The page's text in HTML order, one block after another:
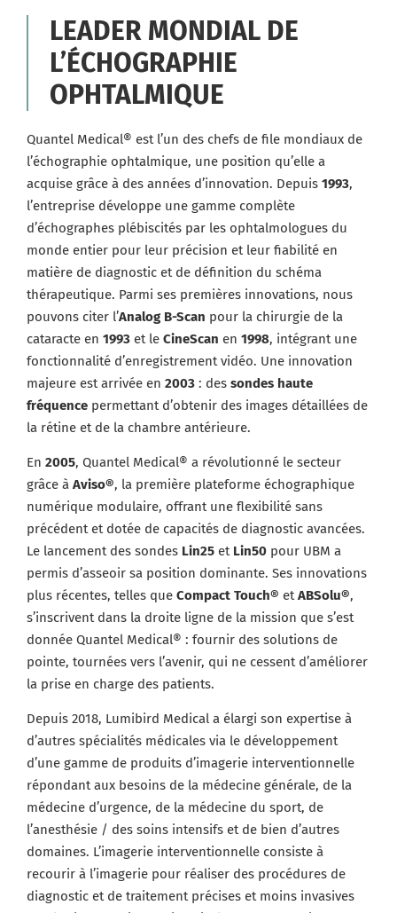
LEADER MONDIAL DE
L’ÉCHOGRAPHIE
OPHTALMIQUE
Quantel Medical® est l’un des chefs de file mondiaux de
l’échographie ophtalmique, une position qu’elle a
acquise grâce à des années d’innovation. Depuis 1993,
l’entreprise développe une gamme complète
d’échographes plébiscités par les ophtalmologues du
monde entier pour leur précision et leur fiabilité en
matière de diagnostic et de définition du schéma
thérapeutique. Parmi ses premières innovations, nous
pouvons citer l’Analog B-Scan pour la chirurgie de la
cataracte en 1993 et le CineScan en 1998, intégrant une
fonctionnalité d’enregistrement vidéo. Une innovation
majeure est arrivée en 2003 : des sondes haute
fréquence permettant d’obtenir des images détaillées de
la rétine et de la chambre antérieure.
En 2005, Quantel Medical® a révolutionné le secteur
grâce à Aviso®, la première plateforme échographique
numérique modulaire, offrant une flexibilité sans
précédent et dotée de capacités de diagnostic avancées.
Le lancement des sondes Lin25 et Lin50 pour UBM a
permis d’asseoir sa position dominante. Ses innovations
plus récentes, telles que Compact Touch® etABSolu®,
s’inscrivent dans la droite ligne de la mission que s’est
donnée Quantel Medical® : fournir des solutions de
pointe, tournées vers l’avenir, qui ne cessent d’améliorer
la prise en charge des patients.
Depuis 2018, Lumibird Medical a élargi son expertise à
d’autres spécialités médicales via le développement
d’une gamme de produits d’imagerie interventionnelle
répondant aux besoins de la médecine générale, de la
médecine d’urgence, de la médecine du sport, de
l’anesthésie / des soins intensifs et de bien d’autres
domaines. L’imagerie interventionnelle consiste à
recourir à l’imagerie pour réaliser des procédures de
diagnostic et de traitement précises et moins invasives